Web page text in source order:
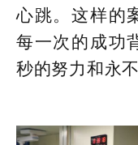
心跳。这样的
每一次的成功
秒的努力和永